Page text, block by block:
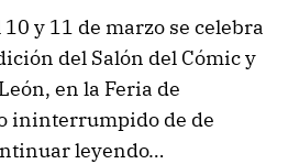
y 11 de marzo se celebra
del Salón del Cómic y
en la Feria de
ininterrumpido de de
leyendo…